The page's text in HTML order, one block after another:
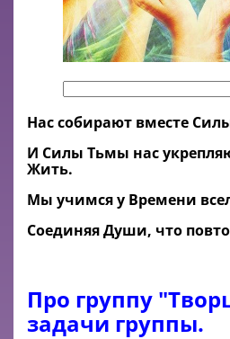
Нас собирают вместе
И Силы Тьмы нас
Жить.
Мы учимся у Времени
Соединяя Души, что
Про группу
задачи группы.